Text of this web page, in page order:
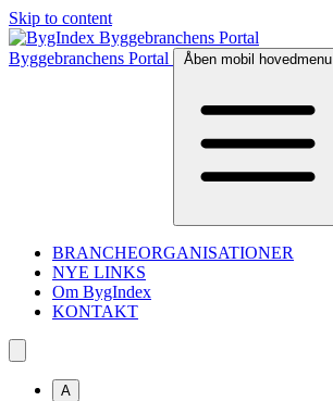
Skip to content
Byggebranchens Portal Åben mobil hovedmenu
BRANCHEORGANISATIONER
NYE LINKS
Om BygIndex
KONTAKT
A